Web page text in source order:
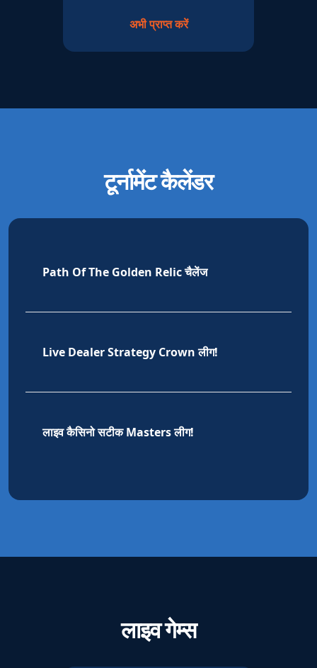
अभी प्राप्त करें
टूर्नामेंट कैलेंडर
Path Of The Golden Relic चैलेंज
Live Dealer Strategy Crown लीग!
लाइव कैसिनो सटीक Masters लीग!
लाइव गेम्स